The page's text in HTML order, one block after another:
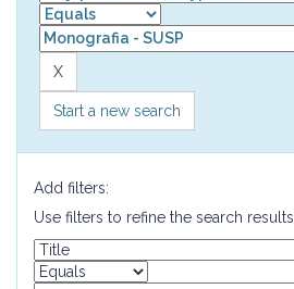
Start a new search
Add filters:
Use filters to refine the search results.